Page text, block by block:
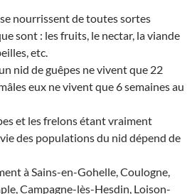
nourrissent de toutes sortes
sont : les fruits, le nectar, la viande
etc.
nid de guêpes ne vivent que 22
eux ne vivent que 6 semaines au
et les frelons étant vraiment
des populations du nid dépend de
à Sains-en-Gohelle, Coulogne,
Campagne-lès-Hesdin, Loison-